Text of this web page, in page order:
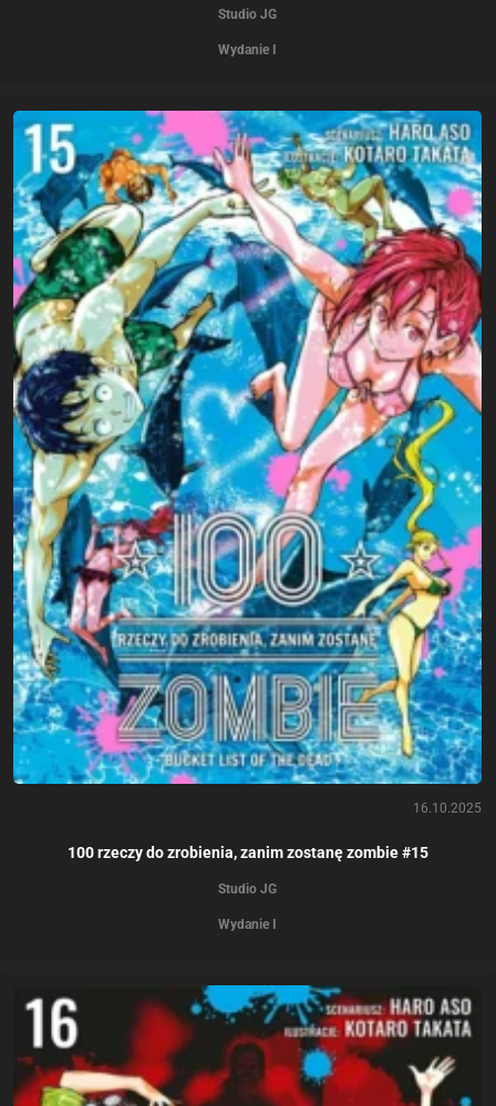
Studio JG
Wydanie I
16.10.2025
100 rzeczy do zrobienia, zanim zostanę zombie #15
Studio JG
Wydanie I